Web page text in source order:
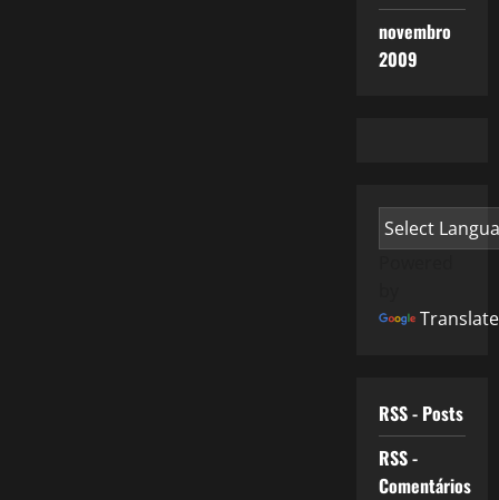
novembro
2009
Translate
RSS - Posts
RSS -
Comentários